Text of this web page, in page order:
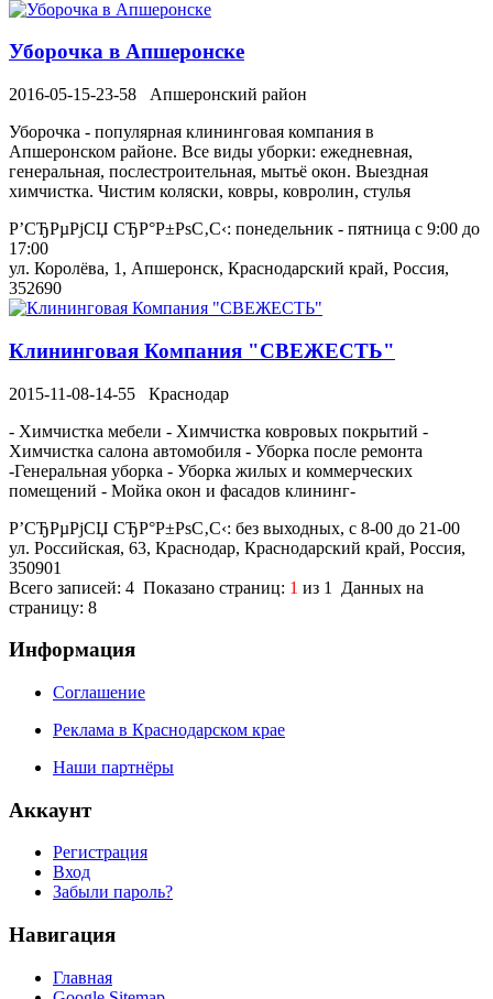
Уборочка в Апшеронске
2016-05-15-23-58
Апшеронский район
Уборочка - популярная клининговая компания в
Апшеронском районе. Все виды уборки: ежедневная,
генеральная, послестроительная, мытьё окон. Выездная
химчистка. Чистим коляски, ковры, ковролин, стулья
Р’СЂРµРјСЏ СЂР°Р±РѕС‚С‹: понедельник - пятница с 9:00 до
17:00
ул. Королёва, 1, Апшеронск, Краснодарский край, Россия,
352690
Клининговая Компания "СВЕЖЕСТЬ"
2015-11-08-14-55
Краснодар
- Химчистка мебели - Химчистка ковровых покрытий -
Химчистка салона автомобиля - Уборка после ремонта
-Генеральная уборка - Уборка жилых и коммерческих
помещений - Мойка окон и фасадов клининг-
Р’СЂРµРјСЏ СЂР°Р±РѕС‚С‹: без выходных, с 8-00 до 21-00
ул. Российская, 63, Краснодар, Краснодарский край, Россия,
350901
Всего записей: 4 Показано страниц: 1 из 1 Данных на
страницу: 8
Информация
Соглашение
Реклама в Краснодарском крае
Наши партнёры
Аккаунт
Регистрация
Вход
Забыли пароль?
Навигация
Главная